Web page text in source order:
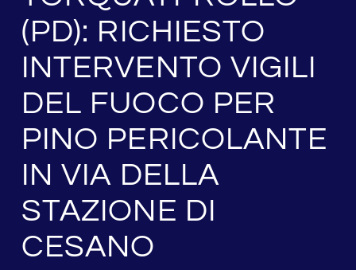
(PD): RICHIESTO
INTERVENTO VIGILI
DEL FUOCO PER
PINO PERICOLANTE
IN VIA DELLA
STAZIONE DI
CESANO